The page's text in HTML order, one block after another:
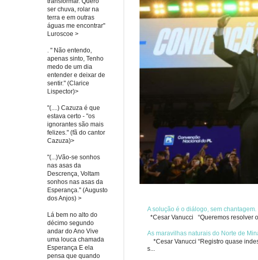
A solução é o diálogo, sem chantagem.
*Cesar Vanucci “Queremos resolver
As maravilhas naturais do Norte de
*Cesar Vanucci “Registro quase
s...
ser chuva, rolar na
terra e em outras
águas me encontrar"
Luroscoe >
. " Não entendo,
apenas sinto, Tenho
medo de um dia
entender e deixar de
sentir." (Clarice
Lispector)>
"(....) Cazuza é que
estava certo - "os
ignorantes são mais
felizes." (fã do cantor
Cazuza)>
"(...)Vão-se sonhos
nas asas da
Descrença, Voltam
sonhos nas asas da
Esperança." (Augusto
dos Anjos) >
Lá bem no alto do
décimo segundo
andar do Ano Vive
uma louca chamada
Esperança E ela
pensa que quando